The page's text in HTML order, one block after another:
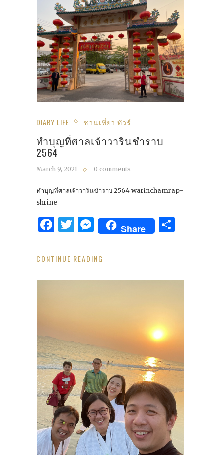
DIARY LIFE ชวนเที่ยว ทัวร์
ทำบุญที่ศาลเจ้าวารินชำราบ
2564
March 9, 2021 0 comments
ทำบุญที่ศาลเจ้าวารินชำราบ 2564 warinchamrap-
shrine
Facebook
Twitter
Messenger
Share
CONTINUE READING